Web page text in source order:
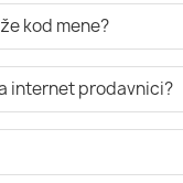
kod mene?
internet prodavnici?